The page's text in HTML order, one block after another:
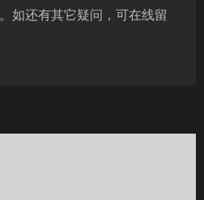
。如还有其它疑问，可在线留